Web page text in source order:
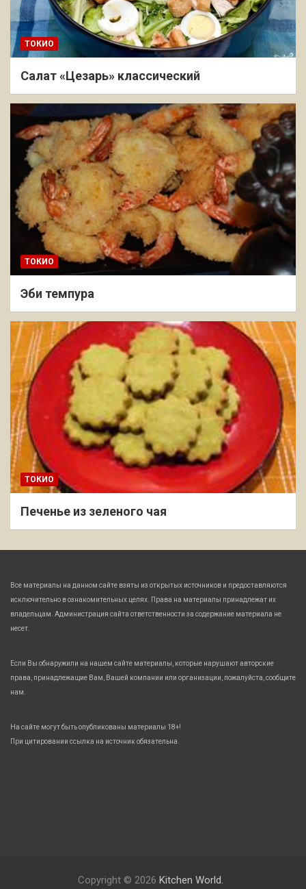
ТОКИО
Салат «Цезарь» классический
ТОКИО
Эби темпура
ТОКИО
Печенье из зеленого чая
Все материалы на данном сайте взяты из открытых источников и предоставляются
исключительно в ознакомительных целях. Права на материалы принадлежат их
владельцам. Администрация сайта ответственности за содержание материала не
несет.
Если Вы обнаружили на нашем сайте материалы, которые нарушают авторские
права, принадлежащие Вам, Вашей компании или организации, пожалуйста, сообщите
нам.
На сайте могут быть опубликованы материалы 18+!
При цитировании ссылка на источник обязательна.
Copyright © 2026 Kitchen World.